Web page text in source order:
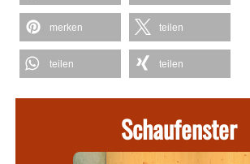
merken teilen
teilen teilen
Schaufenster